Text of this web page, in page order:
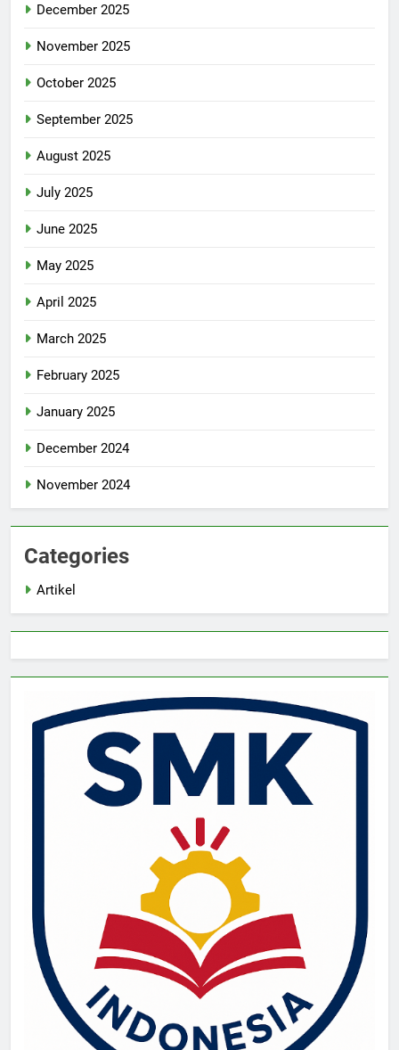
December 2025
November 2025
October 2025
September 2025
August 2025
July 2025
June 2025
May 2025
April 2025
March 2025
February 2025
January 2025
December 2024
November 2024
Categories
Artikel